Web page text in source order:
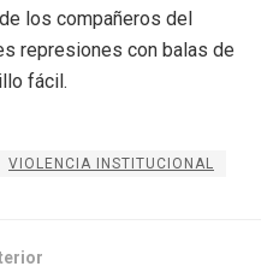
los compañeros del
represiones con balas de
fácil.
VIOLENCIA INSTITUCIONAL